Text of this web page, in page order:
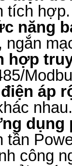
tích hợp.
năng
ngắn
hợp
áp
nhau.
dụng
tần
công